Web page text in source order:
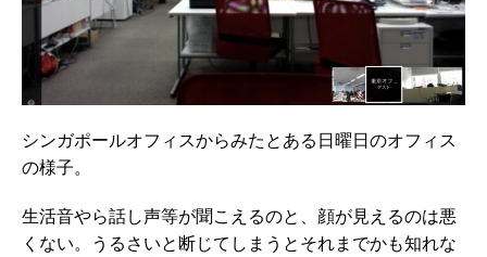
シンガポールオフィスからみたとある日曜日のオフィス
の様子。
生活音やら話し声等が聞こえるのと、顔が見えるのは悪
くない。うるさいと断じてしまうとそれまでかも知れな